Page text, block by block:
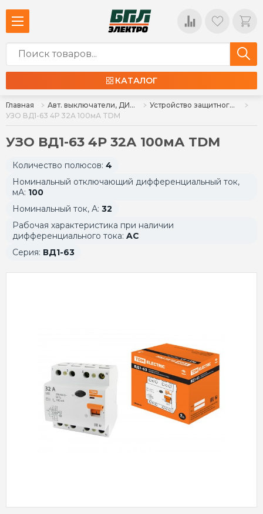
КАТАЛОГ
Главная Авт. выключатели, ДИФ, УЗО, ВН
Устройство защитного отключения УЗО
УЗО ВД1-63 4Р 32А 100мА TDM
УЗО ВД1-63 4Р 32А 100мА TDM
Количество полюсов: 4
Номинальный отключающий дифференциальный ток,
мА: 100
Номинальный ток, А: 32
Рабочая характеристика при наличии
дифференциального тока: AC
Серия: ВД1-63